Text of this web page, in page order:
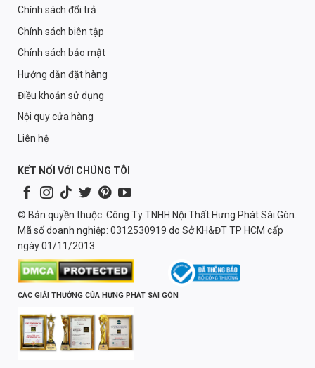
Chính sách đổi trả
Chính sách biên tập
Chính sách bảo mật
Hướng dẫn đặt hàng
Điều khoản sử dụng
Nội quy cửa hàng
Liên hệ
KẾT NỐI VỚI CHÚNG TÔI
© Bản quyền thuộc: Công Ty TNHH Nội Thất Hưng Phát Sài Gòn.
Mã số doanh nghiệp: 0312530919 do Sở KH&ĐT TP HCM cấp
ngày 01/11/2013.
CÁC GIẢI THƯỞNG CỦA HƯNG PHÁT SÀI GÒN